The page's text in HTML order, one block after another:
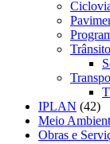
Trânsito
IPLAN (42)
Meio
Obras e